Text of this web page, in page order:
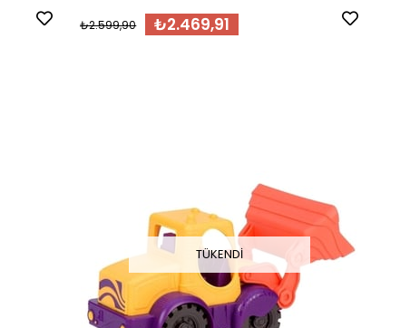
₺2.469,91
₺2.599,90
TÜKENDI